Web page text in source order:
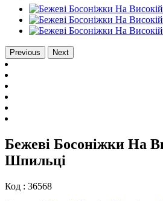
Previous Next
Бежеві Босоніжки На
Шпильці
Код : 36568